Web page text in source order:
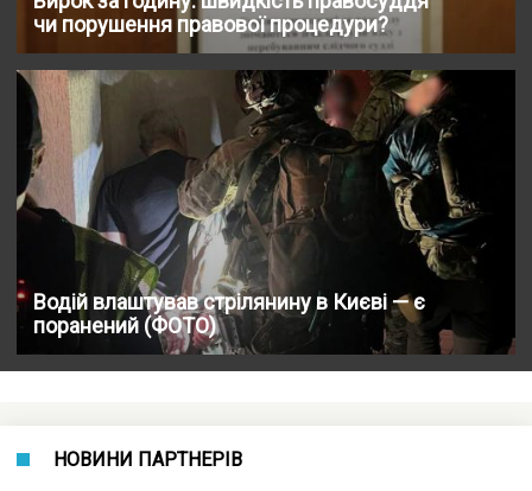
чи порушення правової процедури?
Водій влаштував стрілянину в Києві — є
поранений (ФОТО)
НОВИНИ ПАРТНЕРІВ